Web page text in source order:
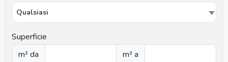
Qualsiasi
Superficie
m² da
m² a